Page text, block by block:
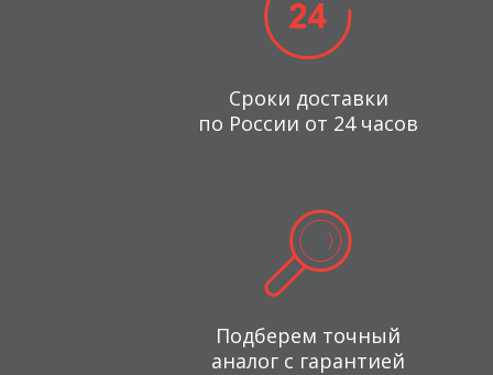
Сроки доставки
по России от 24 часов
Подберем точный
аналог с гарантией